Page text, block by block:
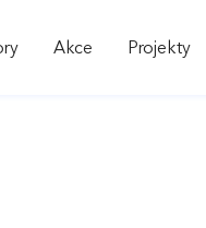
Akce Projekty